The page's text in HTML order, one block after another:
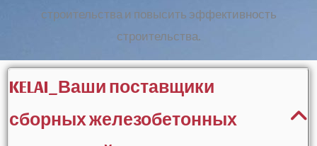
строительства и повысить эффективность
строительства.
KELAI_Ваши поставщики
сборных железобетонных